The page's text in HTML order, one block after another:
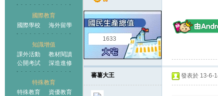
國際教育
國際學校
海外留學
知識增值
課外活動
教材閱讀
公開考試
深造進修
特殊教育
特殊教育
資優教育
1633
蕃薯大王 發表於 13-6-